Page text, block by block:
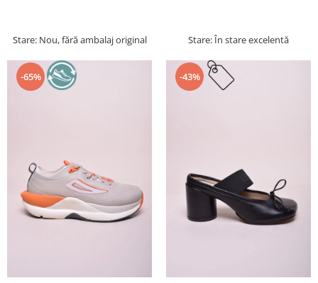
Stare: Nou, fără ambalaj original Stare: În stare excelentă
-65% -43%